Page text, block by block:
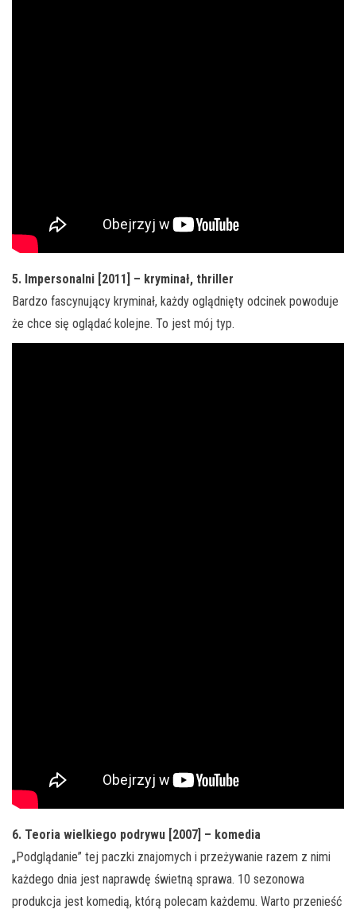
5. Impersonalni [2011] – kryminał, thriller
Bardzo fascynujący kryminał, każdy oglądnięty odcinek powoduje
że chce się oglądać kolejne. To jest mój typ.
6. Teoria wielkiego podrywu [2007] – komedia
„Podglądanie” tej paczki znajomych i przeżywanie razem z nimi
każdego dnia jest naprawdę świetną sprawa. 10 sezonowa
produkcja jest komedią, którą polecam każdemu. Warto przenieść